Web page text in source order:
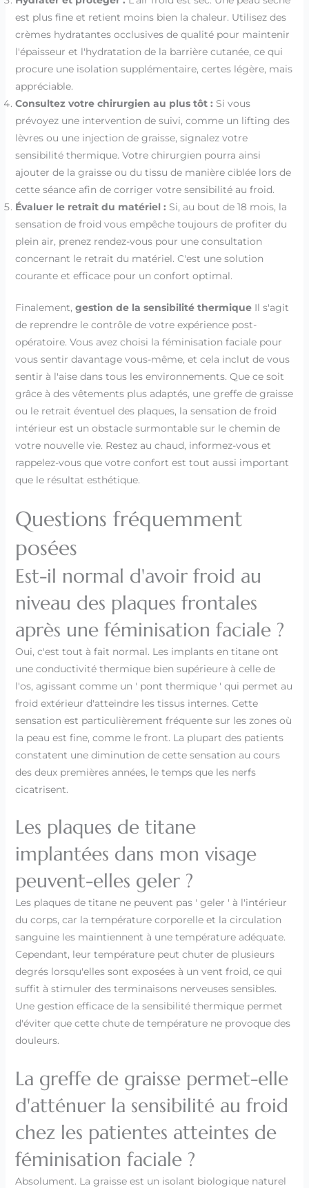
est plus fine et retient moins bien la chaleur. Utilisez des
crèmes hydratantes occlusives de qualité pour maintenir
l'épaisseur et l'hydratation de la barrière cutanée, ce qui
procure une isolation supplémentaire, certes légère, mais
appréciable.
Consultez votre chirurgien au plus tôt : Si vous
prévoyez une intervention de suivi, comme un lifting des
lèvres ou une injection de graisse, signalez votre
sensibilité thermique. Votre chirurgien pourra ainsi
ajouter de la graisse ou du tissu de manière ciblée lors de
cette séance afin de corriger votre sensibilité au froid.
Évaluer le retrait du matériel : Si, au bout de 18 mois, la
sensation de froid vous empêche toujours de profiter du
plein air, prenez rendez-vous pour une consultation
concernant le retrait du matériel. C'est une solution
courante et efficace pour un confort optimal.
Finalement, gestion de la sensibilité thermiqueIl s'agit
de reprendre le contrôle de votre expérience post-
opératoire. Vous avez choisi la féminisation faciale pour
vous sentir davantage vous-même, et cela inclut de vous
sentir à l'aise dans tous les environnements. Que ce soit
grâce à des vêtements plus adaptés, une greffe de graisse
ou le retrait éventuel des plaques, la sensation de froid
intérieur est un obstacle surmontable sur le chemin de
votre nouvelle vie. Restez au chaud, informez-vous et
rappelez-vous que votre confort est tout aussi important
que le résultat esthétique.
Questions fréquemment
posées
Est-il normal d'avoir froid au
niveau des plaques frontales
après une féminisation faciale ?
Oui, c'est tout à fait normal. Les implants en titane ont
une conductivité thermique bien supérieure à celle de
l'os, agissant comme un ' pont thermique ' qui permet au
froid extérieur d'atteindre les tissus internes. Cette
sensation est particulièrement fréquente sur les zones où
la peau est fine, comme le front. La plupart des patients
constatent une diminution de cette sensation au cours
des deux premières années, le temps que les nerfs
cicatrisent.
Les plaques de titane
implantées dans mon visage
peuvent-elles geler ?
Les plaques de titane ne peuvent pas ' geler ' à l'intérieur
du corps, car la température corporelle et la circulation
sanguine les maintiennent à une température adéquate.
Cependant, leur température peut chuter de plusieurs
degrés lorsqu'elles sont exposées à un vent froid, ce qui
suffit à stimuler des terminaisons nerveuses sensibles.
Une gestion efficace de la sensibilité thermique permet
d'éviter que cette chute de température ne provoque des
douleurs.
La greffe de graisse permet-elle
d'atténuer la sensibilité au froid
chez les patientes atteintes de
féminisation faciale ?
Absolument. La graisse est un isolant biologique naturel